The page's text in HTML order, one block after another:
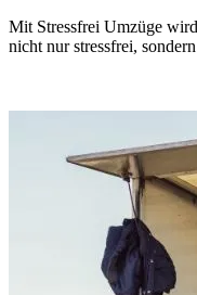
Mit Stressfrei Umzüge
nicht nur stressfrei,